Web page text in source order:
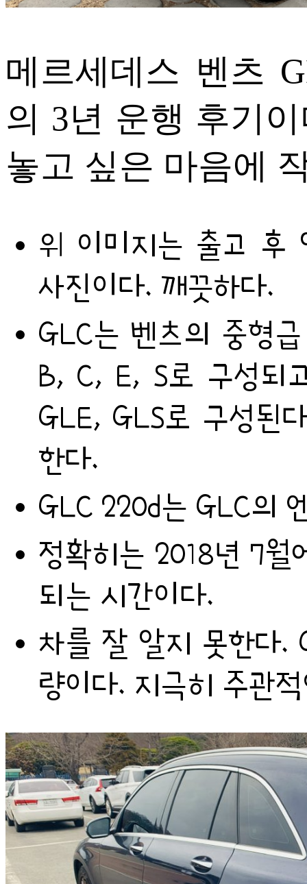
메르세데스 벤츠
의 3년 운행 후기
놓고 싶은 마음에
위 이미지는 출고 후
사진이다. 깨끗하다.
GLC는 벤츠의 중형
B, C, E, S로 구성되
GLE, GLS로 구성된
한다.
GLC 220d는 GLC의
정확히는 2018년 7월
되는 시간이다.
차를 잘 알지 못한다.
량이다. 지극히 주관